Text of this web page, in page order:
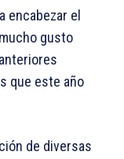
encabezar el
gusto
que este año
de diversas